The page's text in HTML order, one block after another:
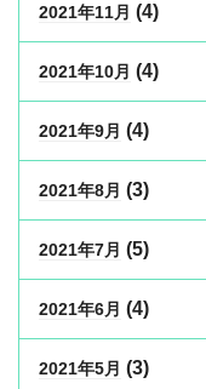
2021年11月 (4)
2021年10月 (4)
2021年9月 (4)
2021年8月 (3)
2021年7月 (5)
2021年6月 (4)
2021年5月 (3)